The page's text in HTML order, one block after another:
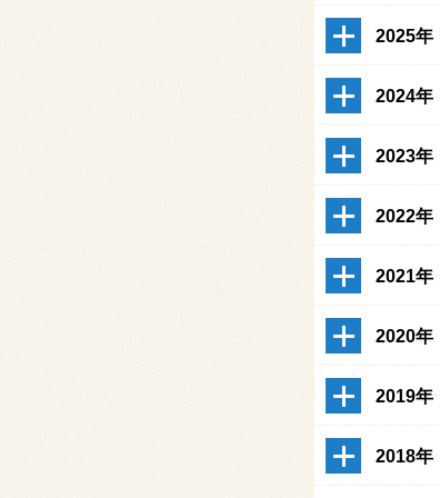
2025年
2024年
2023年
2022年
2021年
2020年
2019年
2018年